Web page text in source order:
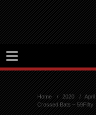
Home 2020 April
Crossed Bats – 59Fifty